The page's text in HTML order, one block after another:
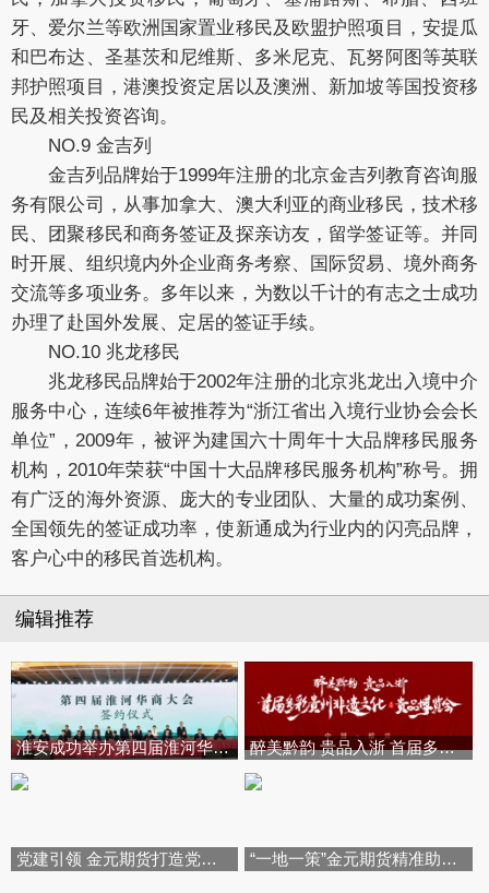
牙、爱尔兰等欧洲国家置业移民及欧盟护照项目，安提瓜
和巴布达、圣基茨和尼维斯、多米尼克、瓦努阿图等英联
邦护照项目，港澳投资定居以及澳洲、新加坡等国投资移
民及相关投资咨询。
NO.9 金吉列
金吉列品牌始于1999年注册的北京金吉列教育咨询服
务有限公司，从事加拿大、澳大利亚的商业移民，技术移
民、团聚移民和商务签证及探亲访友，留学签证等。并同
时开展、组织境内外企业商务考察、国际贸易、境外商务
交流等多项业务。多年以来，为数以千计的有志之士成功
办理了赴国外发展、定居的签证手续。
NO.10 兆龙移民
兆龙移民品牌始于2002年注册的北京兆龙出入境中介
服务中心，连续6年被推荐为“浙江省出入境行业协会会长
单位”，2009年，被评为建国六十周年十大品牌移民服务
机构，2010年荣获“中国十大品牌移民服务机构”称号。拥
有广泛的海外资源、庞大的专业团队、大量的成功案例、
全国领先的签证成功率，使新通成为行业内的闪亮品牌，
客户心中的移民首选机构。
编辑推荐
淮安成功举办第四届淮河华商大会 醉美黔韵 贵品入浙 首届多彩贵州
党建引领 金元期货打造党建共建 “一地一策”金元期货精准助力产